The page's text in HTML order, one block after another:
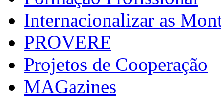
Internacionalizar as
PROVERE
Projetos de Cooperação
MAGazines